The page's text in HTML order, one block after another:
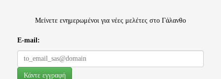
Μείνετε ενημερωμένοι για νέες μελέτες στο Γάλανθο
E-mail: